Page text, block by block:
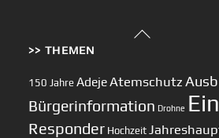
Back
>> THEMEN
150 Jahre AdejeAtemschutz
Bürgerinformation Drohne
Responder Hochzeit